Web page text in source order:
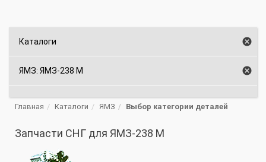
Каталоги 
ЯМЗ: ЯМЗ-238 М 
Главная Каталоги ЯМЗ Выбор категории деталей
Запчасти СНГ для ЯМЗ-238 М